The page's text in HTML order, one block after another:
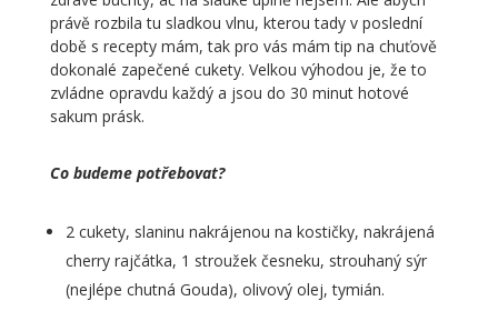
právě rozbila tu sladkou vlnu, kterou tady v poslední
době s recepty mám, tak pro vás mám tip na chuťově
dokonalé zapečené cukety. Velkou výhodou je, že to
zvládne opravdu každý a jsou do 30 minut hotové
sakum prásk.
Co budeme potřebovat?
2 cukety, slaninu nakrájenou na kostičky, nakrájená
cherry rajčátka, 1 stroužek česneku, strouhaný sýr
(nejlépe chutná Gouda), olivový olej, tymián.